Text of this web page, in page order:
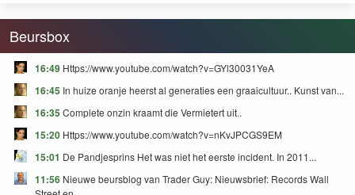
Beursbox
16:49 Https://www.youtube.com/watch?v=GYl30031YeA
16:45 In huize oranje heerst al generaties een graaicultuur.. Kunst van...
16:35 Complete onzin kraamt die Vermietert uit..
15:20 Https://www.youtube.com/watch?v=nKvJPCGS9EM
15:01 De Pandjesprins Het was niet het eerste incident. In 2011...
11:56 Nieuwe beursblog van Trader Guy: Nieuwsbrief: Records Wall